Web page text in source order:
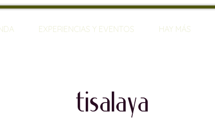
EXPERIENCIAS Y EVENTOS HAY MÁS
tisalaya